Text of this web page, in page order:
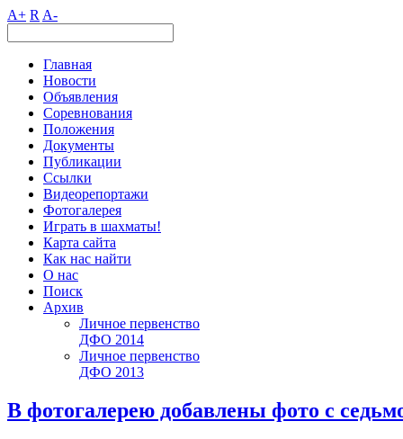
A+ R A-
Главная
Новости
Объявления
Соревнования
Положения
Документы
Публикации
Ссылки
Видеорепортажи
Фотогалерея
Играть в шахматы!
Карта сайта
Как нас найти
О нас
Поиск
Архив
Личное первенство
ДФО 2014
Личное первенство
ДФО 2013
В фотогалерею добавлены фото с